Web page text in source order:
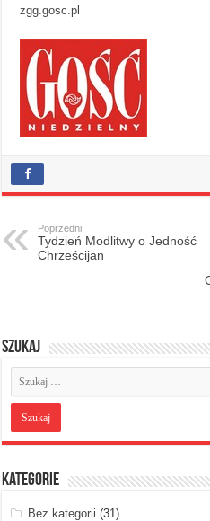
zgg.gosc.pl
Poprzedni
Tydzień Modlitwy o Jedność
Chrześcijan
Szukaj
Kategorie
Bez kategorii (31)